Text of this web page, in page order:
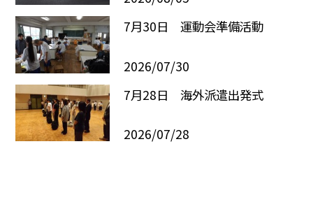
7月30日 運動会準備活動
2026/07/30
7月28日 海外派遣出発式
2026/07/28